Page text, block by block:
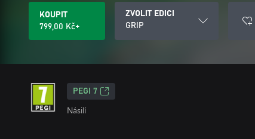
KOUPIT
799,00 Kč+
ZVOLIT EDICI
GRIP
PEGI 7
Násilí